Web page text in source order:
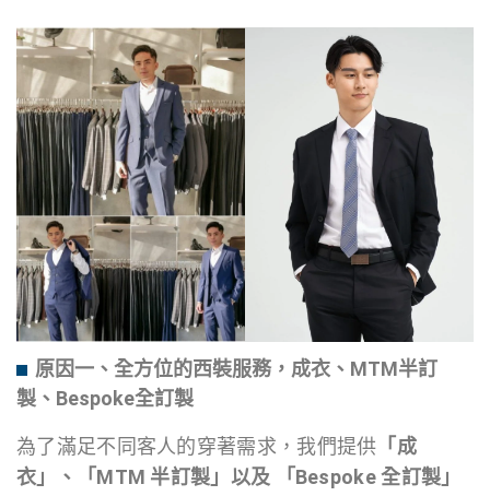
原因一、全方位的西裝服務，成衣、MTM半訂
製、Bespoke全訂製
為了滿足不同客人的穿著需求，我們提供 「成
衣」、「MTM 半訂製 」 以及 「Bespoke 全訂製」